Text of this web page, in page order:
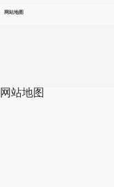
网站地图
网站地图